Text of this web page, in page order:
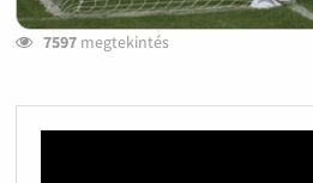
7597megtekintés